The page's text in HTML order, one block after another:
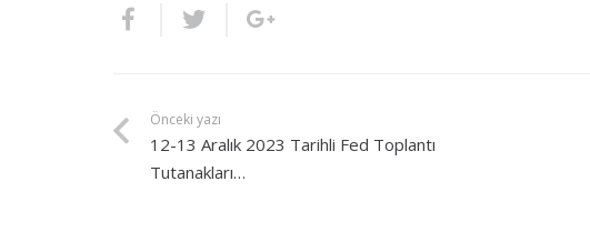
Önceki yazı
12-13 Aralık 2023 Tarihli Fed Toplantı
Tutanakları…